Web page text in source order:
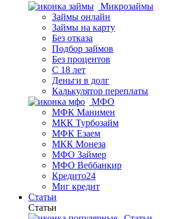
Микрозаймы
Займы онлайн
Займы на карту
Без отказа
Подбор займов
Без процентов
С 18 лет
Деньги в долг
Калькулятор переплаты
МФО
МФК Манимен
МКК Турбозайм
МФК Езаем
МКК Монеза
МФО Займер
МФО Веббанкир
Кредито24
Миг кредит
Статьи
Статьи